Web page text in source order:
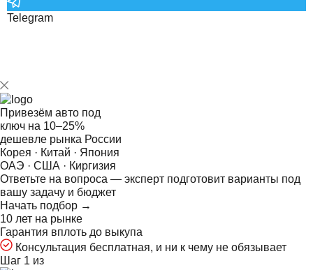
Telegram
Привезём авто под
ключ на 10–25%
дешевле рынка России
Корея · Китай · Япония
ОАЭ · США · Киргизия
Ответьте на вопроса — эксперт подготовит варианты под
вашу задачу и бюджет
Начать подбор →
10 лет на рынке
Гарантия вплоть до выкупа
Консультация бесплатная, и ни к чему не обязывает
Шаг 1 из